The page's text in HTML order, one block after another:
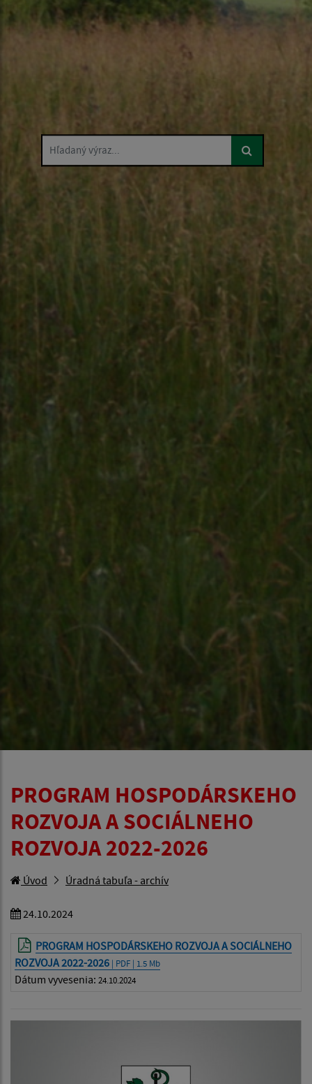
Hľadaný výraz...
PROGRAM HOSPODÁRSKEHO
ROZVOJA A SOCIÁLNEHO
ROZVOJA 2022-2026
Úvod Úradná tabuľa - archív
24.10.2024
PROGRAM HOSPODÁRSKEHO ROZVOJA A SOCIÁLNEHO
ROZVOJA 2022-2026 | PDF | 1.5 Mb
Dátum vyvesenia: 24.10.2024